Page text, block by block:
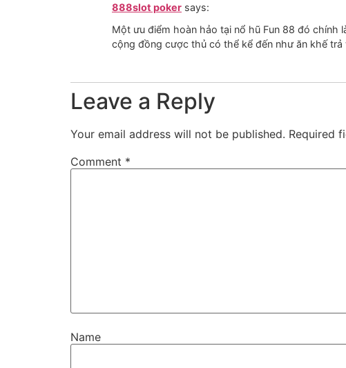
888slot poker says:
Một ưu điểm hoàn hảo tại nổ hũ Fun 88 đó chính
cộng đồng cược thủ có thể kể đến như ăn khế
Leave a Reply
Your email address will not be published. Required
Comment *
Name